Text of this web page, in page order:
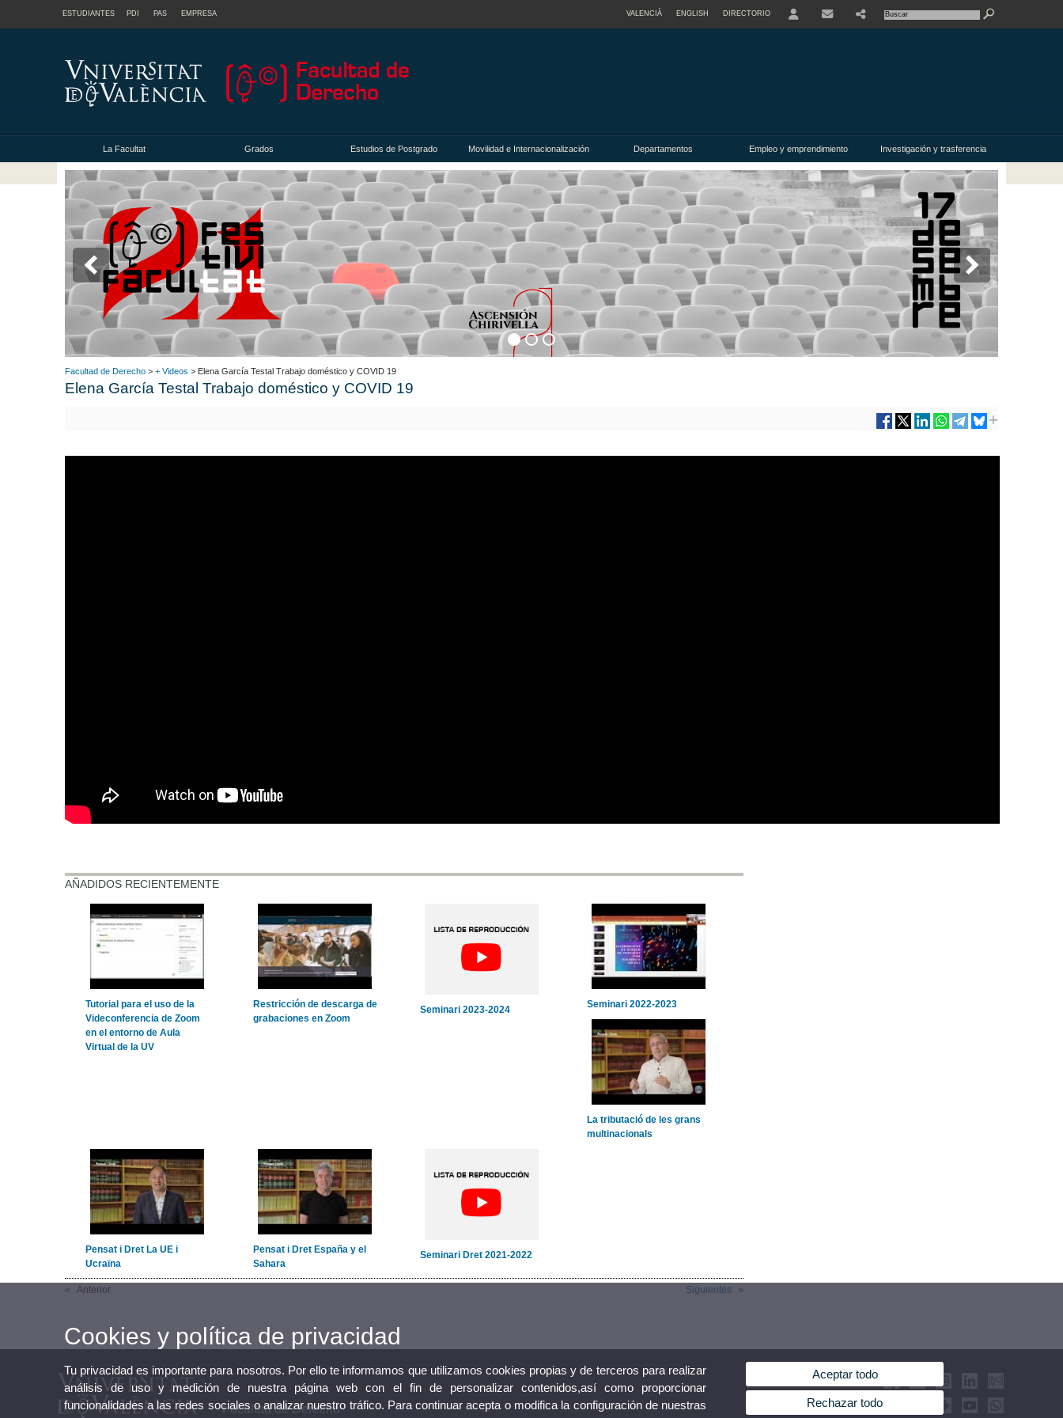
ESTUDIANTES PDI PAS EMPRESA VALENCIÀ ENGLISH DIRECTORIO
La Facultat Grados Estudios de Postgrado Movilidad e Internacionalización Departamentos Empleo y emprendimiento Investigación y trasferencia
Facultad de Derecho > + Videos > Elena García Testal Trabajo doméstico y COVID 19
Elena García Testal Trabajo doméstico y COVID 19
AÑADIDOS RECIENTEMENTE
Tutorial para el uso de la
Videconferencia de Zoom
en el entorno de Aula
Virtual de la UV
Restricción de descarga de
grabaciones en Zoom
Seminari 2023-2024
Seminari 2022-2023
La tributació de les grans
multinacionals
Pensat i Dret La UE i
Ucraïna
Pensat i Dret España y el
Sahara
Seminari Dret 2021-2022
Anterior Siguientes
Facultad de Derecho
Cookies y política de privacidad
Tu privacidad es importante para nosotros. Por ello te informamos que utilizamos cookies propias y de terceros para realizar
análisis de uso y medición de nuestra página web con el fin de personalizar contenidos,así como proporcionar
funcionalidades a las redes sociales o analizar nuestro tráfico. Para continuar acepta o modifica la configuración de nuestras
Aceptar todo
Rechazar todo